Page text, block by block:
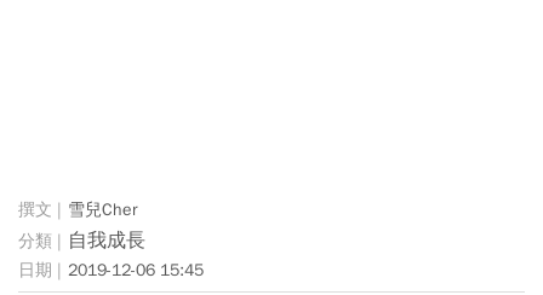
雪兒Cher
自我成長
2019-12-06 15:45